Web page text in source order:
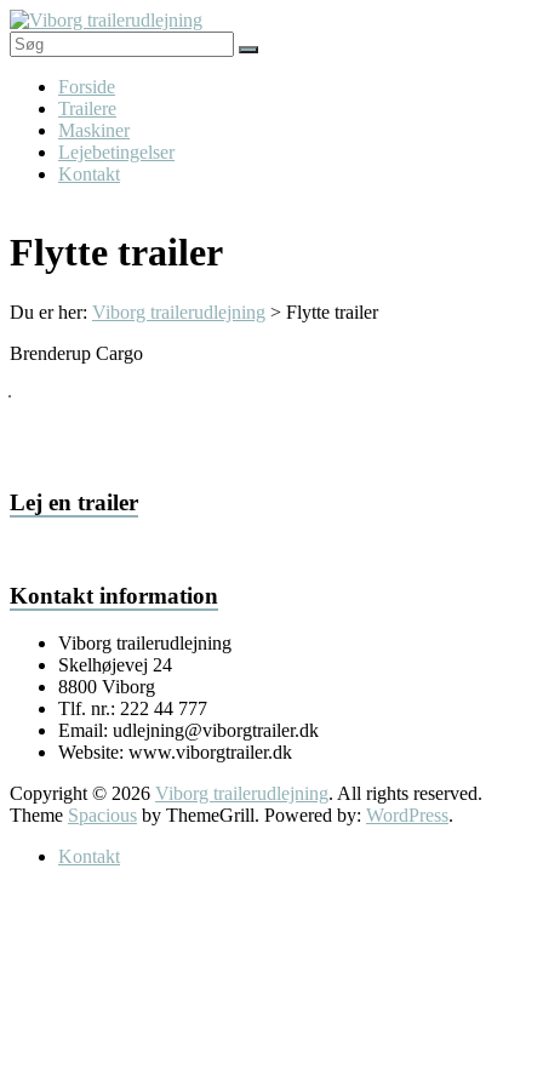
Skip
to
content
Viborg
trailerudlejning
Trailere
Menu
Forside
Trailere
Maskiner
Lejebetingelser
Kontakt
Flytte trailer
Du er her: Viborg trailerudlejning > Flytte trailer
Brenderup Cargo
Lej en trailer
Kontakt information
Viborg trailerudlejning
Skelhøjevej 24
8800 Viborg
Tlf. nr.: 222 44 777
Email: udlejning@viborgtrailer.dk
Website: www.viborgtrailer.dk
Copyright © 2026 Viborg trailerudlejning. All rights reserved.
Theme Spacious by ThemeGrill. Powered by: WordPress.
Kontakt